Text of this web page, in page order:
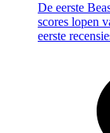
De eerste
scores lopen
eerste